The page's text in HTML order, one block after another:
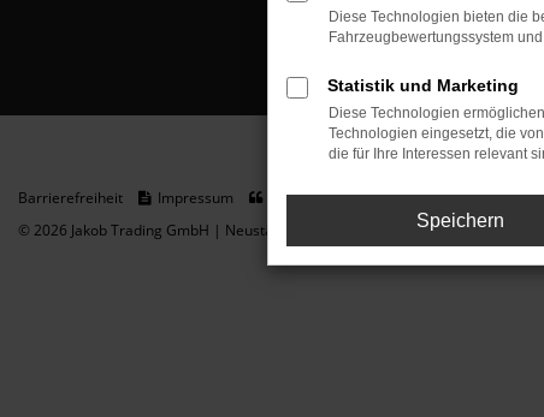
Barrierefreiheit Impressum Datenschutz
Cookie Einstellungen
© 2026 Jakob Trading GmbH | Neustädter Straße 1 | DE-08223 Neustadt/
Diese Technologien bieten die
Fahrzeugbewertungssystem
Statistik und Marketing
Diese Technologien
Technologien eingesetzt, die
die für Ihre Interessen relevant
Speichern